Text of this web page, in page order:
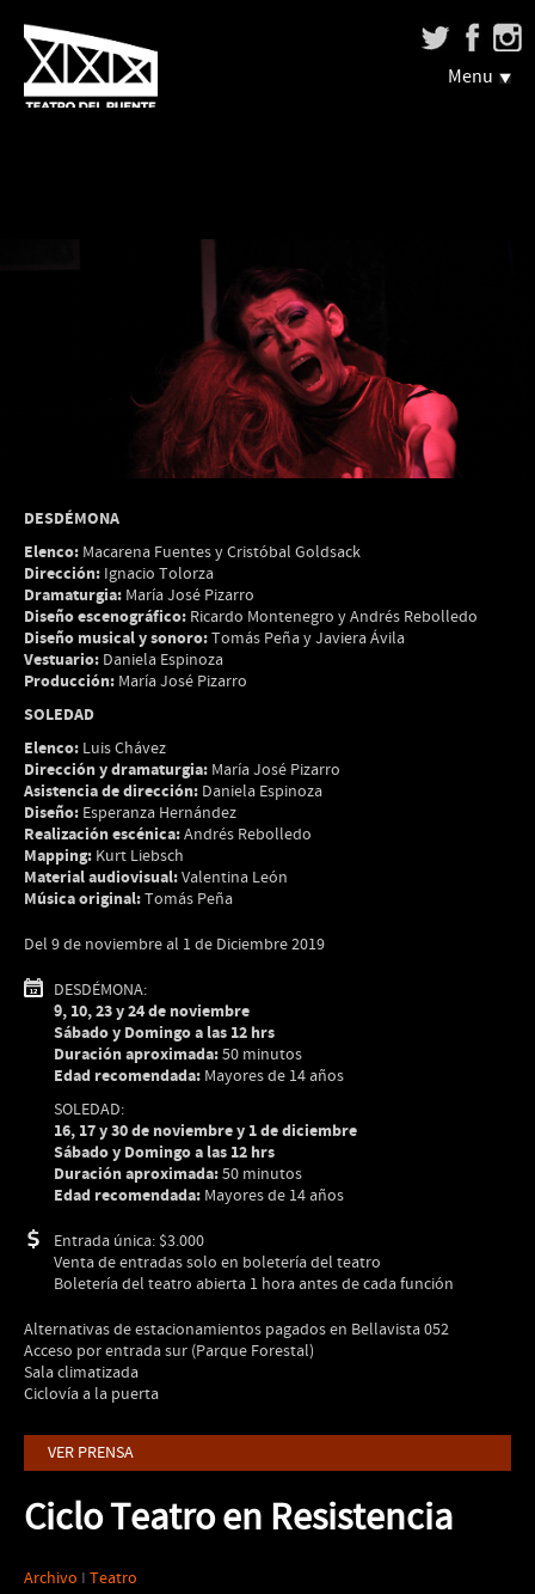
Menu
DESDÉMONA
Elenco: Macarena Fuentes y Cristóbal Goldsack
Dirección: Ignacio Tolorza
Dramaturgia: María José Pizarro
Diseño escenográfico: Ricardo Montenegro y Andrés Rebolledo
Diseño musical y sonoro:Tomás Peña y Javiera Ávila
Vestuario: Daniela Espinoza
Producción: María José Pizarro
SOLEDAD
Elenco: Luis Chávez
Dirección y dramaturgia: María José Pizarro
Asistencia de dirección: Daniela Espinoza
Diseño: Esperanza Hernández
Realización escénica:Andrés Rebolledo
Mapping: Kurt Liebsch
Material audiovisual:Valentina León
Música original:Tomás Peña
Del 9 de noviembre al 1 de Diciembre 2019
DESDÉMONA:
9, 10, 23 y 24 de noviembre
Sábado y Domingo a las 12 hrs
Duración aproximada:50 minutos
Edad recomendada: Mayores de 14 años
SOLEDAD:
16, 17 y 30 de noviembre y 1 de diciembre
Sábado y Domingo a las 12 hrs
Duración aproximada:50 minutos
Edad recomendada: Mayores de 14 años
Entrada única: $3.000
Venta de entradas solo en boletería del teatro
Boletería del teatro abierta 1 hora antes de cada función
Alternativas de estacionamientos pagados en Bellavista 052
Acceso por entrada sur (Parque Forestal)
Sala climatizada
Ciclovía a la puerta
VER PRENSA
Ciclo Teatro en Resistencia
Archivo I Teatro